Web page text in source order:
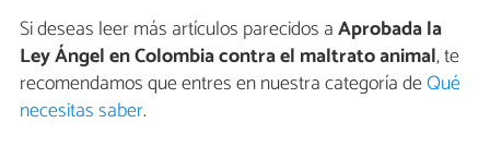
Si deseas leer más artículos parecidos aAprobada la
Ley Ángel en Colombia contra el maltrato animal, te
recomendamos que entres en nuestra categoría deQué
necesitas saber.